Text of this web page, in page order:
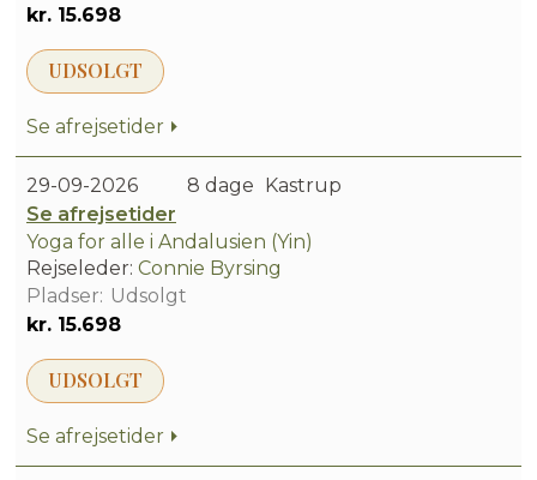
kr. 15.698
UDSOLGT
Se afrejsetider
29-09-2026
Se afrejsetider
8 dage Kastrup
Yoga for alle i Andalusien (Yin)
Rejseleder: Connie Byrsing
Udsolgt
kr. 15.698
UDSOLGT
Se afrejsetider